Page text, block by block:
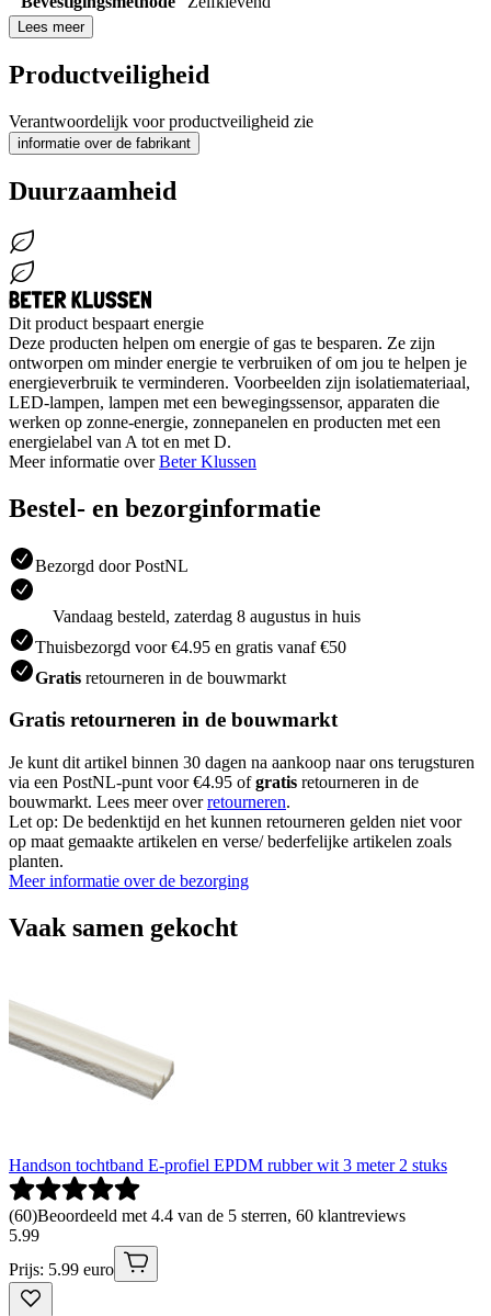
Lees meer
Productveiligheid
Verantwoordelijk voor productveiligheid zie
informatie over de fabrikant
Duurzaamheid
Dit product bespaart energie
Deze producten helpen om energie of gas te besparen. Ze zijn
ontworpen om minder energie te verbruiken of om jou te helpen je
energieverbruik te verminderen. Voorbeelden zijn isolatiemateriaal,
LED-lampen, lampen met een bewegingssensor, apparaten die
werken op zonne-energie, zonnepanelen en producten met een
energielabel van A tot en met D.
Meer informatie overBeter Klussen
Bestel- en bezorginformatie
Bezorgd door PostNL
Vandaag besteld, zaterdag 8 augustus in huis
Thuisbezorgd voor €4.95 en gratis vanaf €50
Gratis retourneren in de bouwmarkt
Gratis retourneren in de bouwmarkt
Je kunt dit artikel binnen 30 dagen na aankoop naar ons terugsturen
via een PostNL-punt voor €4.95 ofgratis retourneren in de
bouwmarkt. Lees meer overretourneren.
Let op: De bedenktijd en het kunnen retourneren gelden niet voor
op maat gemaakte artikelen en verse/ bederfelijke artikelen zoals
planten.
Meer informatie over de bezorging
Vaak samen gekocht
Handson tochtband E-profiel EPDM rubber wit 3 meter 2 stuks
(60)Beoordeeld met 4.4 van de 5 sterren, 60 klantreviews
5.99
Prijs: 5.99 euro